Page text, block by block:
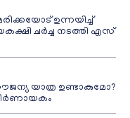
ഉന്നയിച്ച്
ചർച്ച നടത്തി എസ്
യാത്ര ഉണ്ടാകുമോ?